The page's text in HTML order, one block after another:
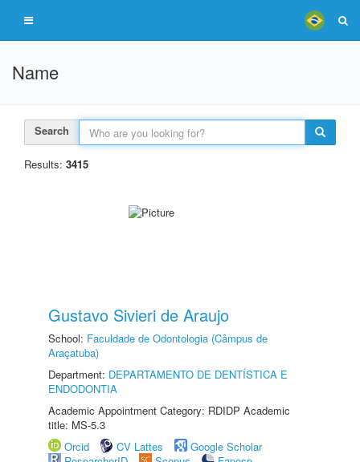
Name
Search
Results: 3415
Gustavo Sivieri de Araujo
School: Faculdade de Odontologia (Câmpus de
Araçatuba)
Department: DEPARTAMENTO DE DENTÍSTICA E
ENDODONTIA
Academic Appointment Category: RDIDP Academic
title: MS-5.3
Orcid
CV Lattes
Google Scholar